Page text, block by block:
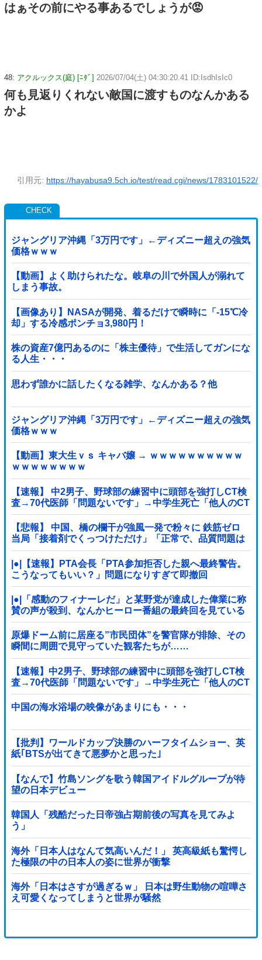
はぁその前にやる事あるでしょうが😡
48: アクルックス(庭) [ﾆﾀﾞ] 2026/07/04(土) 04:30:20.41 ID:IsdhIsIc0
何も見返りくれない敵国に渡すものなんかある
かよ
引用元: https://hayabusa9.5ch.io/test/read.cgi/news/1783101522/
ジャングリア沖縄「3万円です」←ディズニー超えの強気
価格ｗｗｗ
【動画】よく助けられたな。岐阜の川で外国人が溺れて
しまう事故。
【画像あり】NASAが開発、着るだけで瞬時に「-15℃冷
却」する冷感ポンチョ3,980円！
株の資産7億円あるのに「株主優待」で生活してガンにな
る人生・・・
思わず誰かに話したくなる雑学、なんかある？他
ジャングリア沖縄「3万円です」←ディズニー超えの強気
価格ｗｗｗ
【動画】東大生ｖｓ キャバ嬢 → ｗｗｗｗｗｗｗｗｗｗ
ｗｗｗｗｗｗｗｗ
【速報】 中2男子、野球部の練習中に頭部を強打しCT検
査→70代医師「問題ないです」→中学生死亡「他人のCT
画像みてました」
【悲報】 中国、橋の欄干が強風一発で粉々に 鉄筋ゼロ
当局「接着剤でくっつけただけ」「正常で、品質問題は
ない」
|●|【速報】PTA会長「PTA参加拒否した親へ最終警告。
こうなってもいい？」問題になりすぎて即撤回
|●|「感動のフィナーレだ」と某野党が達成した偉業に称
賛の声が殺到、なんかヒーロー番組の最終回を見ている
ような気分に……
原爆ドーム前に居座る”市民団体”を警官隊が排除、その
瞬間に周囲で見守っていた観客たちが……
【速報】中2男子、野球部の練習中に頭部を強打しCT検
査→70代医師「問題ないです」→中学生死亡「他人のCT
画像みてました」
中国の海水浴場の映像があまりにも・・・
【批判】ワールドカップ決勝のハーフタイムショー、英
紙｢BTSが出てきて悪夢かと思った｣
【なんで】竹島ソングを歌う韓国アイドルグループが待
望の日本デビュー
韓国人「残酷だった日帝強占期前後の写真を見てみよ
う」
海外「日本人はなんて気高いんだ！」 英高級紙も驚愕し
た極限の中の日本人の姿に世界が衝撃
海外「日本はさすが過ぎるｗ」 日本は野生動物の喧嘩さ
え可愛くなってしまうと世界が騒然